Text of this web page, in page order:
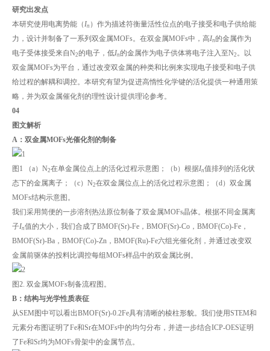
研究出发点
本研究使用电离势能（In ）作为描述符衡量活性位点的电子接受和电子供给能
力，设计并制备了一系列双金属MOFs。在双金属MOFs中，高In的金属作为
电子受体接受来自N2的电子，低In的金属作为电子供体将电子注入至N2 。以
双金属MOFs为平台，通过改变双金属的种类和比例来实现电子接受和电子供
给过程的解耦和调控。本研究有望为促进高惰性化学键的活化提供一种通用策
略，并为双金属催化剂的理性设计提供理论参考。
04
图文解析
A：双金属MOFs光催化剂的制备
图1 （a）N2在单金属位点上的活化过程示意图；（b）根据In值排列的活化状
态下的金属离子；（c）N2在双金属位点上的活化过程示意图；（d）双金属
MOFs结构示意图。
我们采用简便的一步溶剂热法原位制备了双金属MOFs晶体。根据不同金属离
子In值的大小，我们合成了BMOF(Sr)-Fe，BMOF(Sr)-Co，BMOF(Co)-Fe，
BMOF(Sr)-Ba，BMOF(Co)-Zn，BMOF(Ru)-Fe六组光催化剂，并通过改变双
金属前驱体的投料比调控每组MOFs样品中的双金属比例。
图2. 双金属MOFs制备流程图。
B：结构与光学性质表征
从SEM图中可以看出BMOF(Sr)-0.2Fe具有清晰的棱柱形貌。我们使用STEM和
元素分布图证明了Fe和Sr在MOFs中的均匀分布，并进一步结合ICP-OES证明
了Fe和Sr均为MOFs骨架中的金属节点。